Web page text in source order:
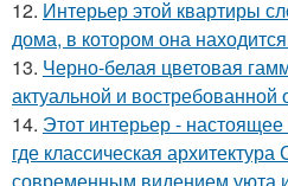
12. Интерьер этой квартиры
дома, в котором она
13. Черно-белая цветовая
актуальной и востребованной
14. Этот интерьер -
где классическая архитектура
современным видением уюта